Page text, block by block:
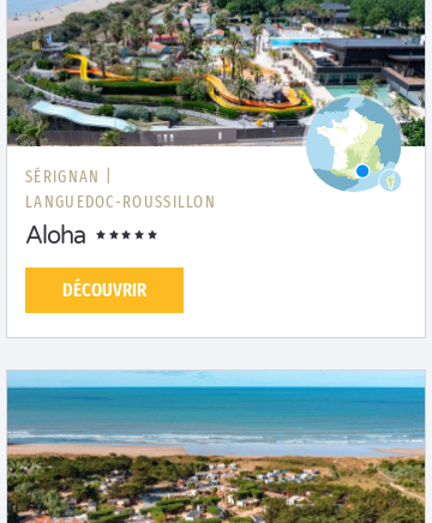
SÉRIGNAN |
LANGUEDOC-ROUSSILLON
Aloha
DÉCOUVRIR